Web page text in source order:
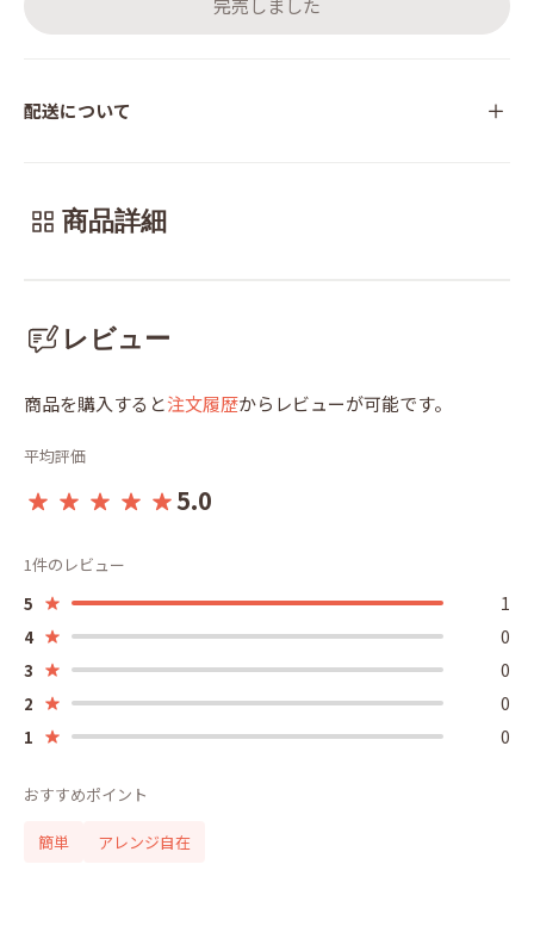
完売しました
配送について
商品詳細
レビュー
商品を購入すると注文履歴からレビューが可能です。
平均評価
5.0
1件のレビュー
5
1
4 0
3 0
2 0
1 0
おすすめポイント
簡単 アレンジ自在